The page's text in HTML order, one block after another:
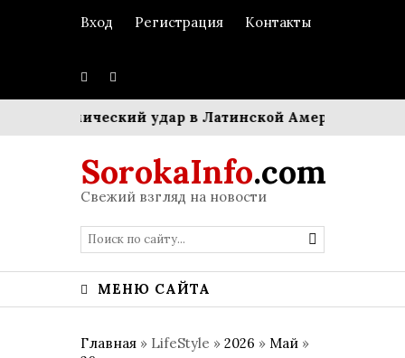
Вход Регистрация Контакты
Сейсмический удар в Латинской Америке:
SorokaInfo.com
Свежий взгляд на новости
МЕНЮ САЙТА
Главная » LifeStyle » 2026 » Май »